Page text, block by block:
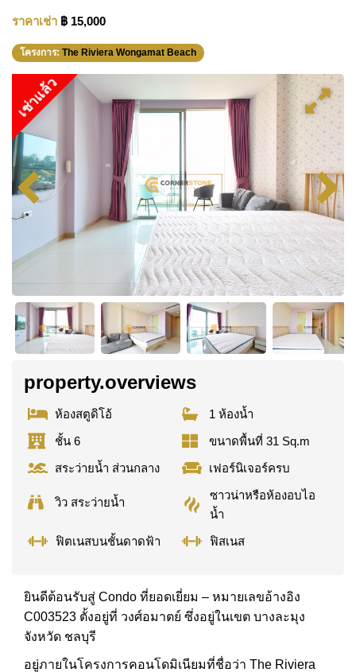
ราคาเช่า ฿ 15,000
โครงการ: The Riviera Wongamat Beach
เช่าแล้ว
property.overviews
ห้องสตูดิโอ้
1 ห้องน้ำ
ชั้น 6
ขนาดพื้นที่ 31 Sq.m
สระว่ายน้ำ ส่วนกลาง
เฟอร์นิเจอร์ครบ
วิว สระว่ายน้ำ
ซาวน่าหรือห้องอบไอ
น้ำ
ฟิตเนสบนชั้นดาดฟ้า
ฟิสเนส
ยินดีต้อนรับสู่ Condo ที่ยอดเยี่ยม – หมายเลขอ้างอิง
C003523 ตั้งอยู่ที่ วงศ์อมาตย์ ซึ่งอยู่ในเขต บางละมุง
จังหวัด ชลบุรี
อยู่ภายในโครงการคอนโดมิเนียมที่ชื่อว่า The Riviera